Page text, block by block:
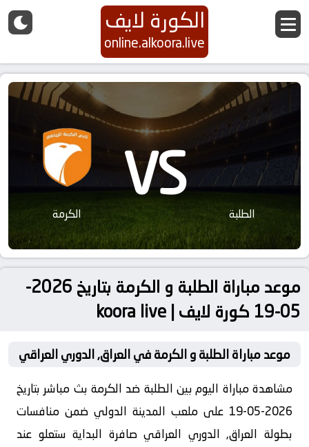
الكورة لايف
online.alkoora.live
الطلبة VS الكرمة
موعد مباراة الطلبة و الكرمة بتاريخ 2026-
05-19 كورة لايف | koora live
موعد مباراة الطلبة و الكرمة في العراق, الدوري العراقي
مشاهدة مباراة اليوم بين الطلبة ضد الكرمة بث مباشر بتاريخ
2026-05-19 على ملعب المدينة الدولي ضمن منافسات
بطولة العراق, الدوري العراقي صافرة البداية ستعلو عند